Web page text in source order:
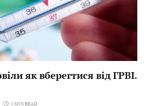
як вберегтися від ГРВІ.
1 MIN READ